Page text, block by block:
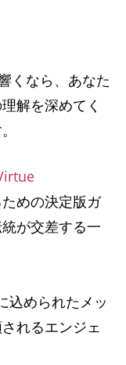
くなら、あなた
解を深めてく
めの決定版ガ
が交差する一
込められたメッ
れるエンジェ